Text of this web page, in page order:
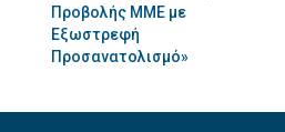
Προβολής ΜΜΕ με
Εξωστρεφή
Προσανατολισμό»